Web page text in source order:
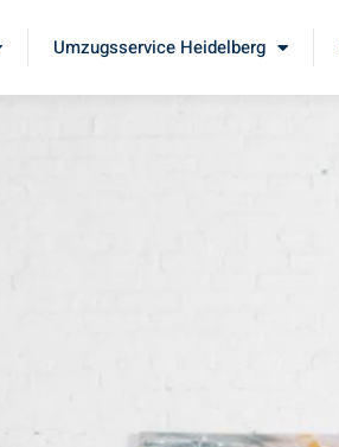
Umzugsservice Heidelberg